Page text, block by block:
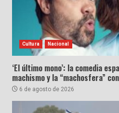
Cultura Nacional
‘El último mono’: la comedia
machismo y la “machosfera”
6 de agosto de 2026